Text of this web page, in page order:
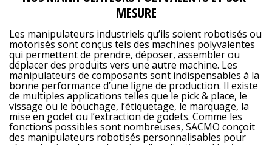
MESURE
Les manipulateurs industriels qu’ils soient robotisés ou
motorisés sont conçus tels des machines polyvalentes
qui permettent de prendre, déposer, assembler ou
déplacer des produits vers une autre machine. Les
manipulateurs de composants sont indispensables à la
bonne performance d’une ligne de production. Il existe
de multiples applications telles que le pick & place, le
vissage ou le bouchage, l’étiquetage, le marquage, la
mise en godet ou l’extraction de godets. Comme les
fonctions possibles sont nombreuses, SACMO conçoit
des manipulateurs robotisés personnalisables pour